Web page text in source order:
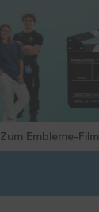
Zum Embleme-Film